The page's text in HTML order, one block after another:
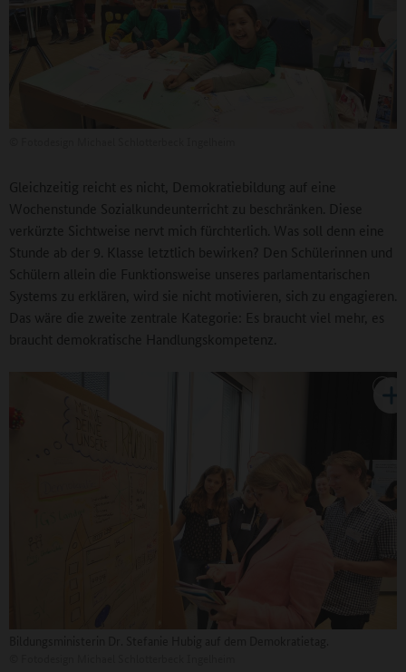
Gleichzeitig reicht es nicht, Demokratiebildung auf eine
Wochenstunde Sozialkundeunterricht zu beschränken. Diese
verkürzte Sichtweise nervt mich fürchterlich. Was soll denn eine
Stunde ab der 9. Klasse letztlich bewirken? Den Schülerinnen und
Schülern allein die Funktionsweise unseres parlamentarischen
Systems zu erklären, wird sie nicht motivieren, sich zu engagieren.
Das wäre die zweite zentrale Kategorie: Es braucht viel mehr, es
braucht demokratische Handlungskompetenz.